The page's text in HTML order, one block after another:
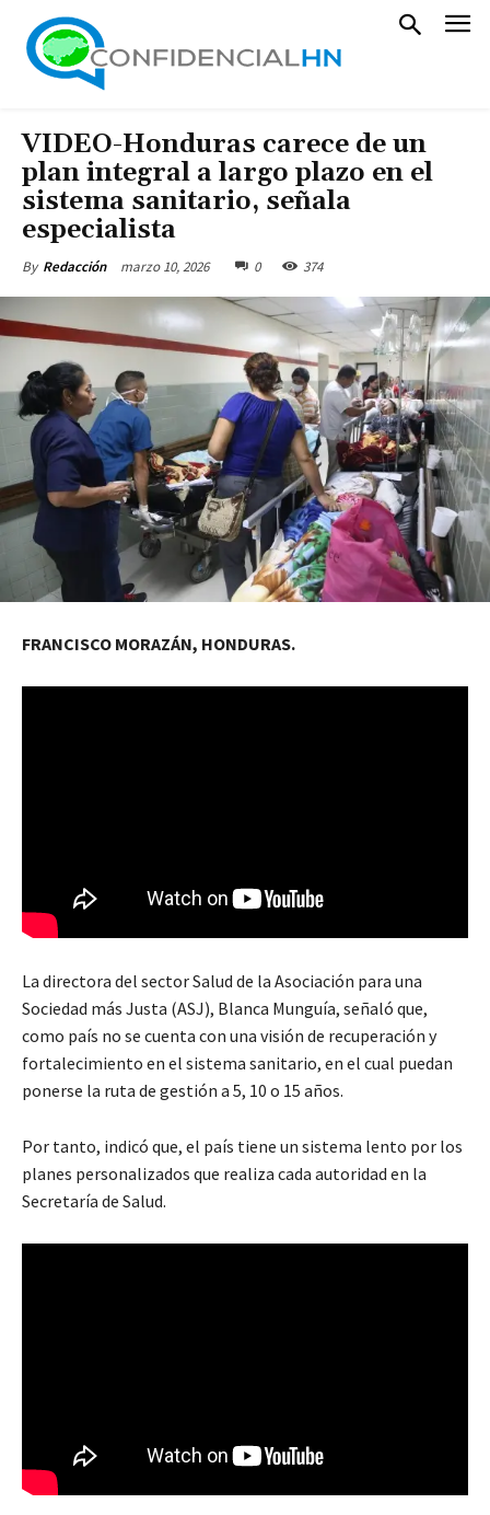
VIDEO-Honduras carece de un
plan integral a largo plazo en el
sistema sanitario, señala
especialista
By Redacción marzo 10, 2026 0 374
FRANCISCO MORAZÁN, HONDURAS.
La directora del sector Salud de la Asociación para una
Sociedad más Justa (ASJ), Blanca Munguía, señaló que,
como país no se cuenta con una visión de recuperación y
fortalecimiento en el sistema sanitario, en el cual puedan
ponerse la ruta de gestión a 5, 10 o 15 años.
Por tanto, indicó que, el país tiene un sistema lento por los
planes personalizados que realiza cada autoridad en la
Secretaría de Salud.